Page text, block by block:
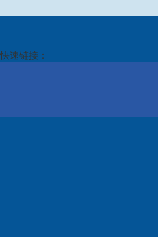
快速链接：